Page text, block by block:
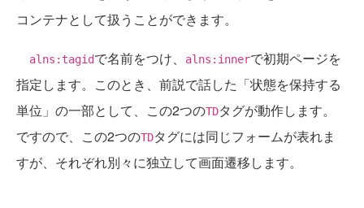
コンテナとして扱うことができます。
alns:tagidで名前をつけ、 alns:innerで初期ページを
指定します。このとき、前説で話した「状態を保持する
単位」の一部として、この2つのTDタグが動作します。
ですので、この2つのTDタグには同じフォームが表れま
すが、それぞれ別々に独立して画面遷移します。